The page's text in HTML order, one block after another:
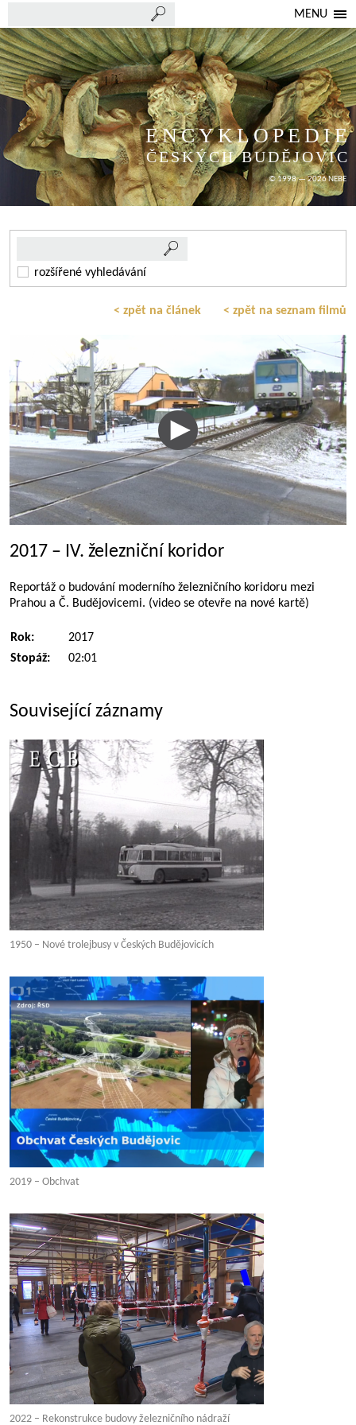
MENU
ENCYKLOPEDIE
ČESKÝCH BUDĚJOVIC
© 1998 — 2026 NEBE
rozšířené vyhledávání
< zpět na článek < zpět na seznam filmů
2017 – IV. železniční koridor
Reportáž o budování moderního železničního koridoru mezi
Prahou a Č. Budějovicemi. (video se otevře na nové kartě)
Rok:
2017
Stopáž:
02:01
Související záznamy
1950 – Nové trolejbusy v Českých Budějovicích
2019 – Obchvat
2022 – Rekonstrukce budovy železničního nádraží